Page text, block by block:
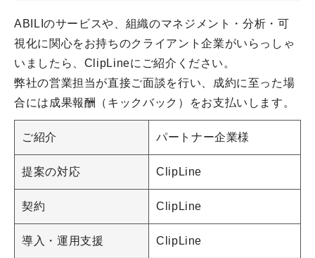
ABILIのサービスや、組織のマネジメント・分析・可
視化に関心をお持ちのクライアント企業がいらっしゃ
いましたら、ClipLineにご紹介ください。
弊社の営業担当が直接ご面談を行い、成約に至った場
合には成果報酬（キックバック）をお支払いします。
ご紹介 パートナー企業様
提案の対応 ClipLine
契約 ClipLine
導入・運用支援 ClipLine